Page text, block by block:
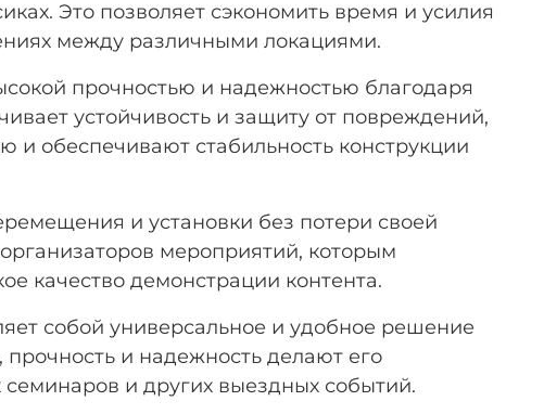
Это позволяет сэкономить время и усилия
между различными локациями.
прочностью и надежностью благодаря
устойчивость и защиту от повреждений,
обеспечивают стабильность конструкции
и установки без потери своей
мероприятий, которым
качество демонстрации контента.
собой универсальное и удобное решение
и надежность делают его
и других выездных событий.